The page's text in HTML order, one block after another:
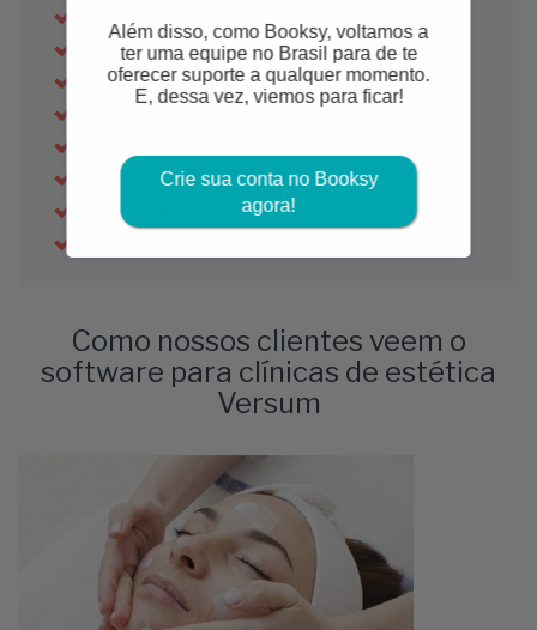
Relatórios em tempo real
Cartões de presente
Controle de estoque
Automação de marketing
Programa de fidelidade
Como nossos clientes veem o
software para clínicas de estética
Versum
Além disso, como Booksy, voltamos a
ter uma equipe no Brasil para de te
oferecer suporte a qualquer momento.
E, dessa vez, viemos para ficar!
Crie sua conta no Booksy
agora!